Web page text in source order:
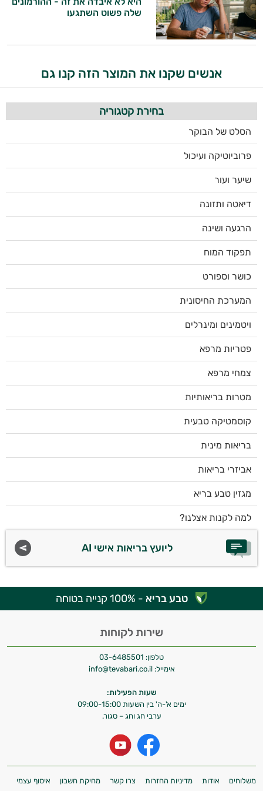
שלה פשוט השתגעו
אנשים שקנו את המוצר הזה קנו גם
בחירת קטגוריה
הסלט של הבוקר
פרוביוטיקה ועיכול
שיער ועור
דיאטה ותזונה
הרגעה ושינה
תפקוד המוח
כושר וספורט
המערכת החיסונית
ויטמינים ומינרלים
פטריות מרפא
צמחי מרפא
מטרות בריאותיות
קוסמטיקה טבעית
בריאות מינית
אביזרי בריאות
מגזין טבע בריא
למה לקנות אצלנו?
ליועץ בריאות אישי AI
טבע בריא - 100% קנייה בטוחה
שירות לקוחות
טלפון: 03-6485501
אימייל: info@tevabari.co.il
שעות הפעילות:
ימים א'-ה' בין השעות 09:00-15:00
ערבי חג וחג – סגור.
משלוחים אודות מדיניות החזרות צרו קשר מחיקת חשבון איסוף עצמי